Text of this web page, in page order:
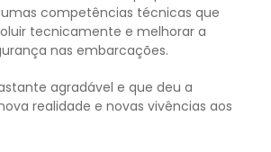
competências técnicas que
tecnicamente e melhorar a
nas embarcações.
agradável e que deu a
realidade e novas vivências aos